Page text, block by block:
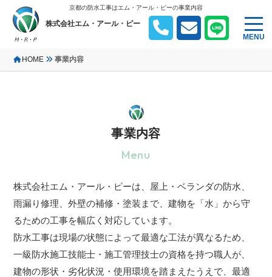
京都の防水工事はエム・アール・ピーの事業内容
株式会社エム・アール・ピー
MENU
HOME 事業内容
Menu
事業内容
株式会社エム・アール・ピーは、屋上・ベランダの防水、
雨漏り修理、外壁の補修・塗装まで、建物を「水」から守
るための工事を幅広く対応しています。
防水工事は現場の状態によって最適な工法が異なるため、
一級防水施工技能士・施工管理技士の資格を持つ職人が、
建物の形状・劣化状況・使用環境を踏まえたうえで、最適